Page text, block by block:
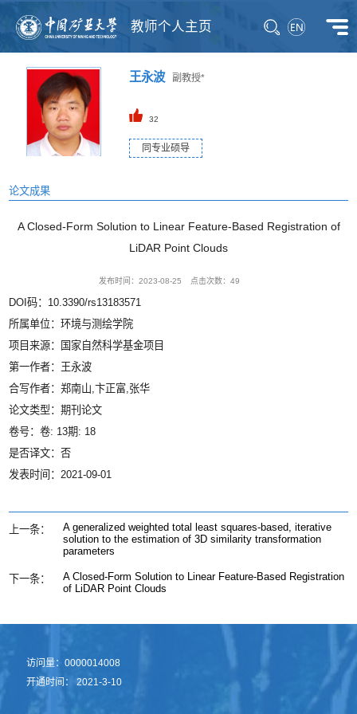
教师个人主页
王永波副教授*
32
同专业硕导
论文成果
A Closed-Form Solution to Linear Feature-Based Registration of
LiDAR Point Clouds
发布时间：2023-08-25 点击次数：49
DOI码：10.3390/rs13183571
所属单位：环境与测绘学院
项目来源：国家自然科学基金项目
第一作者：王永波
合写作者：郑南山,卞正富,张华
论文类型：期刊论文
卷号：卷: 13期: 18
是否译文：否
发表时间：2021-09-01
上一条：
A generalized weighted total least squares-based, iterative
solution to the estimation of 3D similarity transformation
parameters
下一条：
A Closed-Form Solution to Linear Feature-Based Registration
of LiDAR Point Clouds
访问量：0000014008
开通时间：2021-3-10